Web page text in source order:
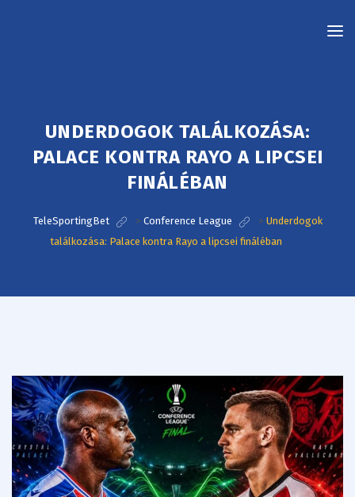
UNDERDOGOK TALÁLKOZÁSA:
PALACE KONTRA RAYO A LIPCSEI
FINÁLÉBAN
TeleSportingBet > Conference League > Underdogok
találkozása: Palace kontra Rayo a lipcsei fináléban